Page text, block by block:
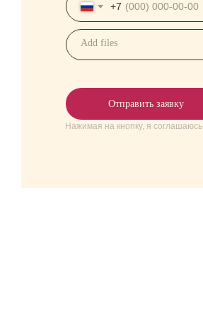
Нажимая на кнопку, я соглашаюсь
+7
Add files
Отправить заявку